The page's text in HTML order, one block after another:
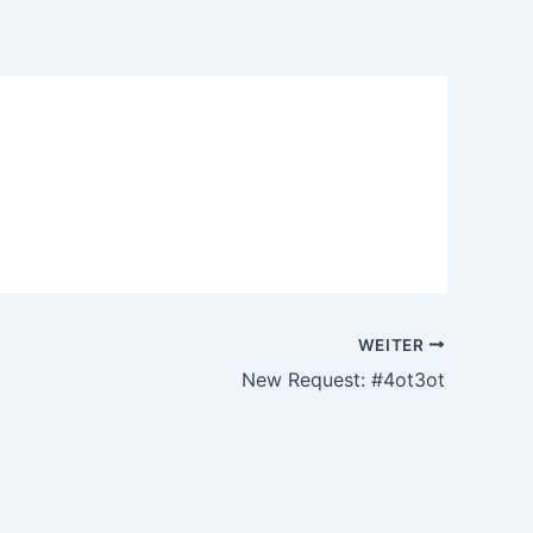
WEITER
New Request: #4ot3ot